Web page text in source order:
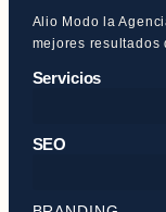
Alio Modo la
mejores resultados
Servicios
SEO